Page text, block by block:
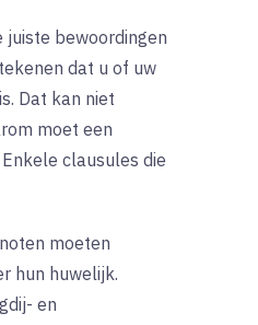
bewoordingen
dat u of uw
Dat kan niet
moet een
clausules die
moeten
hun huwelijk.
en